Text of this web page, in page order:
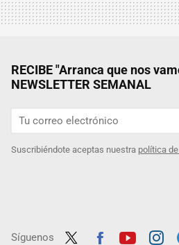
RECIBE "Arranca que nos
NEWSLETTER SEMANAL
Suscribiéndote aceptas nuestra política
Síguenos